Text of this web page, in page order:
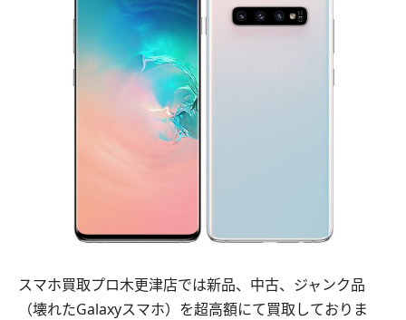
スマホ買取プロ木更津店では新品、中古、ジャンク品
（壊れたGalaxyスマホ）を超高額にて買取しておりま